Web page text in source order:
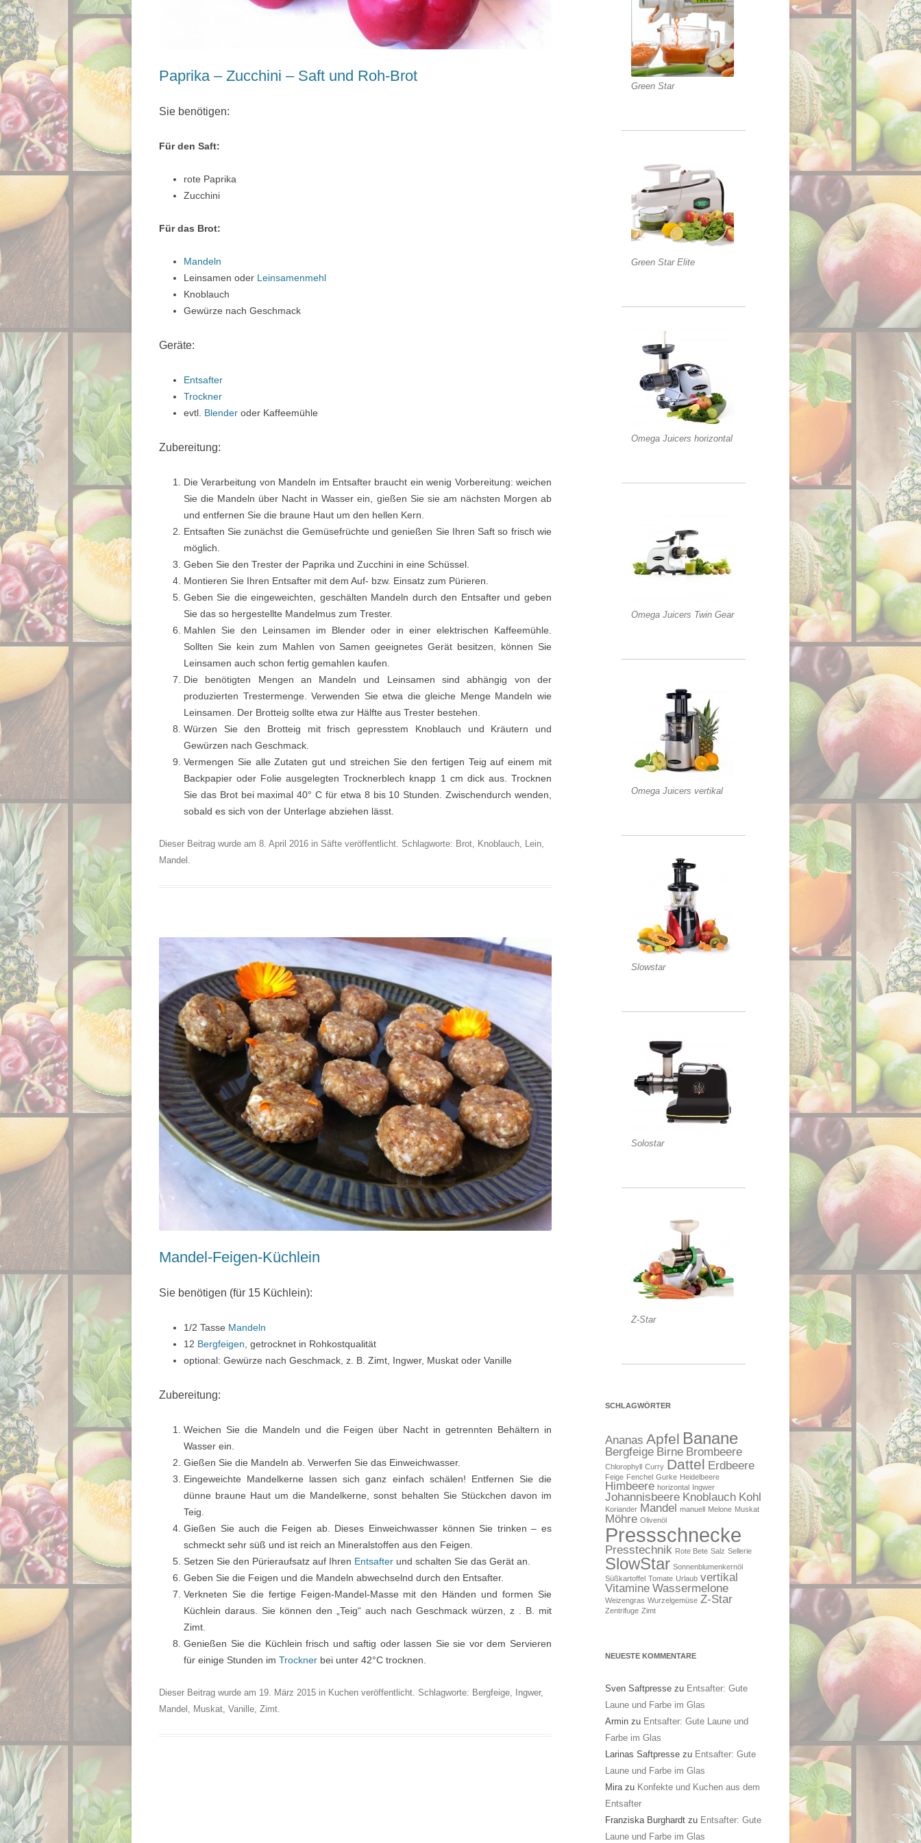
Paprika – Zucchini – Saft und Roh-Brot
Sie benötigen:
Für den Saft:
rote Paprika
Zucchini
Für das Brot:
Mandeln
Leinsamen oder Leinsamenmehl
Knoblauch
Gewürze nach Geschmack
Geräte:
Entsafter
Trockner
evtl. Blender oder Kaffeemühle
Zubereitung:
Die Verarbeitung von Mandeln im Entsafter braucht ein wenig Vorbereitung: weichen
Sie die Mandeln über Nacht in Wasser ein, gießen Sie sie am nächsten Morgen ab
und entfernen Sie die braune Haut um den hellen Kern.
Entsaften Sie zunächst die Gemüsefrüchte und genießen Sie Ihren Saft so frisch wie
möglich.
Geben Sie den Trester der Paprika und Zucchini in eine Schüssel.
Montieren Sie Ihren Entsafter mit dem Auf- bzw. Einsatz zum Pürieren.
Geben Sie die eingeweichten, geschälten Mandeln durch den Entsafter und geben
Sie das so hergestellte Mandelmus zum Trester.
Mahlen Sie den Leinsamen im Blender oder in einer elektrischen Kaffeemühle.
Sollten Sie kein zum Mahlen von Samen geeignetes Gerät besitzen, können Sie
Leinsamen auch schon fertig gemahlen kaufen.
Die benötigten Mengen an Mandeln und Leinsamen sind abhängig von der
produzierten Trestermenge. Verwenden Sie etwa die gleiche Menge Mandeln wie
Leinsamen. Der Brotteig sollte etwa zur Hälfte aus Trester bestehen.
Würzen Sie den Brotteig mit frisch gepresstem Knoblauch und Kräutern und
Gewürzen nach Geschmack.
Vermengen Sie alle Zutaten gut und streichen Sie den fertigen Teig auf einem mit
Backpapier oder Folie ausgelegten Trocknerblech knapp 1 cm dick aus. Trocknen
Sie das Brot bei maximal 40° C für etwa 8 bis 10 Stunden. Zwischendurch wenden,
sobald es sich von der Unterlage abziehen lässt.
Dieser Beitrag wurde am 8. April 2016 in Säfte veröffentlicht. Schlagworte: Brot Knoblauch Lein
Mandel
Mandel-Feigen-Küchlein
Sie benötigen (für 15 Küchlein):
1/2 Tasse Mandeln
12 Bergfeigen , getrocknet in Rohkostqualität
optional: Gewürze nach Geschmack, z. B. Zimt, Ingwer, Muskat oder Vanille
Zubereitung:
Weichen Sie die Mandeln und die Feigen über Nacht in getrennten Behältern in
Wasser ein.
Gießen Sie die Mandeln ab. Verwerfen Sie das Einweichwasser.
Eingeweichte Mandelkerne lassen sich ganz einfach schälen! Entfernen Sie die
dünne braune Haut um die Mandelkerne, sonst behalten Sie Stückchen davon im
Teig.
Gießen Sie auch die Feigen ab. Dieses Einweichwasser können Sie trinken – es
schmeckt sehr süß und ist reich an Mineralstoffen aus den Feigen.
Setzen Sie den Pürieraufsatz auf Ihren Entsafter und schalten Sie das Gerät an.
Geben Sie die Feigen und die Mandeln abwechselnd durch den Entsafter.
Verkneten Sie die fertige Feigen-Mandel-Masse mit den Händen und formen Sie
Küchlein daraus. Sie können den „Teig“ auch nach Geschmack würzen, z . B. mit
Zimt.
Genießen Sie die Küchlein frisch und saftig oder lassen Sie sie vor dem Servieren
für einige Stunden im Trockner bei unter 42°C trocknen.
Dieser Beitrag wurde am 19. März 2015 in Kuchen veröffentlicht. Schlagworte: Bergfeige Ingwer,
Mandel
Muskat Vanille Zimt
Green Star
Green Star Elite
Omega Juicers horizontal
Omega Juicers Twin Gear
Omega Juicers vertikal
Slowstar
Solostar
Z-Star
SCHLAGWÖRTER
Ananas Apfel Banane
Bergfeige Birne Brombeere
Chlorophyll Curry Dattel Erdbeere
Feige Fenchel Gurke Heidelbeere
Himbeere horizontal Ingwer
Johannisbeere Knoblauch Kohl
Koriander Mandel manuell Melone Muskat
Möhre Olivenöl
Pressschnecke
Presstechnik Rote Bete Salz Sellerie
SlowStar Sonnenblumenkernöl
Süßkartoffel Tomate Urlaub vertikal
Vitamine Wassermelone
Weizengras Wurzelgemüse Z-Star
Zentrifuge Zimt
NEUESTE KOMMENTARE
Sven Saftpressezu Entsafter: Gute
Laune und Farbe im Glas
Arminzu Entsafter: Gute Laune und
Farbe im Glas
Larinas Saftpressezu Entsafter: Gute
Laune und Farbe im Glas
Mirazu Konfekte und Kuchen aus dem
Entsafter
Franziska Burghardtzu Entsafter: Gute
Laune und Farbe im Glas